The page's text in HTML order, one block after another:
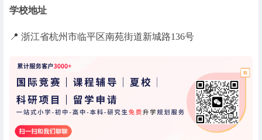
学校地址
📍 浙江省杭州市临平区南苑街道新城路136号